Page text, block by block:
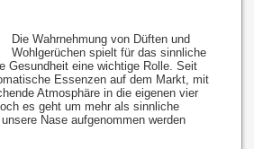
Die Wahrnehmung von Düften und
Wohlgerüchen spielt für das sinnliche
Gesundheit eine wichtige Rolle. Seit
Essenzen auf dem Markt, mit
Atmosphäre in die eigenen vier
es geht um mehr als sinnliche
Nase aufgenommen werden